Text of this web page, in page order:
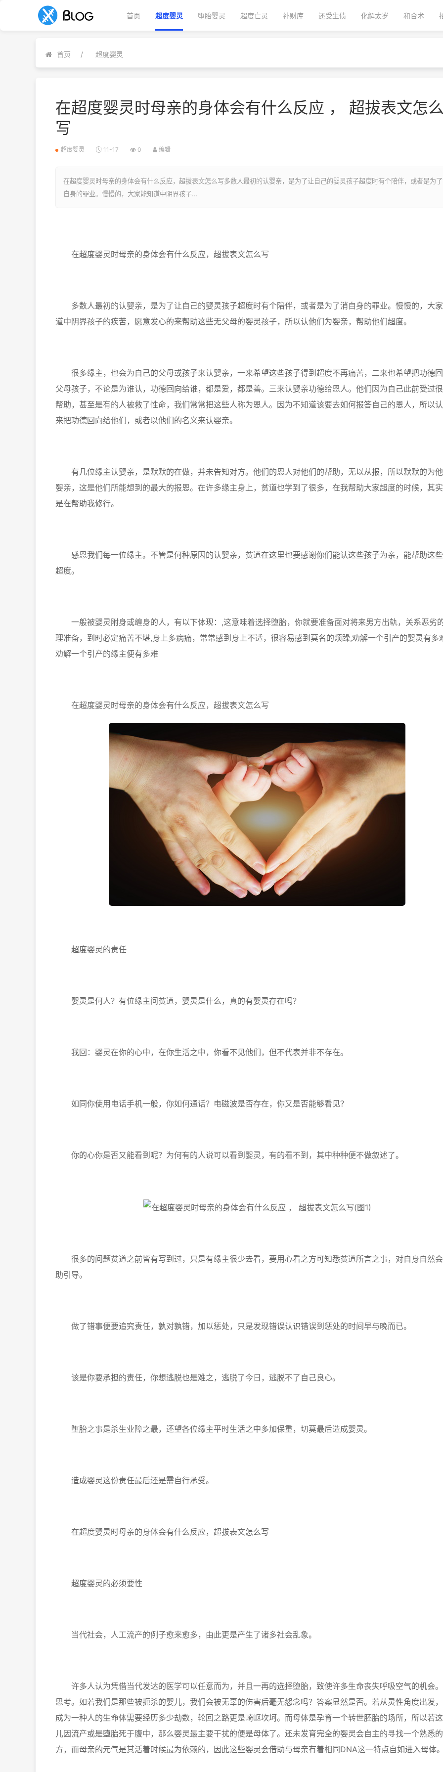
首页 超度婴灵 堕胎婴灵 超度亡灵 补财库 还受生债 化解太岁 和合术
首页 超度婴灵
在超度婴灵时母亲的身体会有什么反应 ， 超拔表文怎
写
超度婴灵 11-17 0 编辑
在超度婴灵时母亲的身体会有什么反应，超拔表文怎么写多数人最初的认婴亲，是为了让自己的婴灵孩子超度时有个陪伴，或者是为
自身的罪业。慢慢的，大家能知道中阴界孩子...
在超度婴灵时母亲的身体会有什么反应，超拔表文怎么写
多数人最初的认婴亲，是为了让自己的婴灵孩子超度时有个陪伴，或者是为了消自身的罪业。慢慢的，大
道中阴界孩子的疾苦，愿意发心的来帮助这些无父母的婴灵孩子，所以认他们为婴亲，帮助他们超度。
很多缘主，也会为自己的父母或孩子来认婴亲，一来希望这些孩子得到超度不再痛苦，二来也希望把功德
父母孩子，不论是为谁认，功德回向给谁，都是爱，都是善。三来认婴亲功德给恩人。他们因为自己此前受过
帮助，甚至是有的人被救了性命，我们常常把这些人称为恩人。因为不知道该要去如何报答自己的恩人，所以
来把功德回向给他们，或者以他们的名义来认婴亲。
有几位缘主认婴亲，是默默的在做，并未告知对方。他们的恩人对他们的帮助，无以从报，所以默默的为
婴亲，这是他们所能想到的最大的报恩。在许多缘主身上，贫道也学到了很多，在我帮助大家超度的时候，其
是在帮助我修行。
感恩我们每一位缘主。不管是何种原因的认婴亲，贫道在这里也要感谢你们能认这些孩子为亲，能帮助这
超度。
一般被婴灵附身或缠身的人，有以下体现：,这意味着选择堕胎，你就要准备面对将来男方出轨，关系恶劣
理准备，到时必定痛苦不堪,身上多病痛，常常感到身上不适，很容易感到莫名的烦躁,劝解一个引产的婴灵有多
劝解一个引产的缘主便有多难
在超度婴灵时母亲的身体会有什么反应，超拔表文怎么写
超度婴灵的责任
婴灵是何人？有位缘主问贫道，婴灵是什么，真的有婴灵存在吗？
我回：婴灵在你的心中，在你生活之中，你看不见他们，但不代表并非不存在。
如同你使用电话手机一般，你如何通话？电磁波是否存在，你又是否能够看见？
你的心你是否又能看到呢？为何有的人说可以看到婴灵，有的看不到，其中种种便不做叙述了。
很多的问题贫道之前皆有写到过，只是有缘主很少去看，要用心看之方可知悉贫道所言之事，对自身自然
助引导。
做了错事便要追究责任，孰对孰错，加以惩处，只是发现错误认识错误到惩处的时间早与晚而已。
该是你要承担的责任，你想逃脱也是难之，逃脱了今日，逃脱不了自己良心。
堕胎之事是杀生业障之最，还望各位缘主平时生活之中多加保重，切莫最后造成婴灵。
造成婴灵这份责任最后还是需自行承受。
在超度婴灵时母亲的身体会有什么反应，超拔表文怎么写
超度婴灵的必须要性
当代社会，人工流产的例子愈来愈多，由此更是产生了诸多社会乱象。
许多人认为凭借当代发达的医学可以任意而为，并且一再的选择堕胎，致使许多生命丧失呼吸空气的机会
思考。如若我们是那些被扼杀的婴儿，我们会被无辜的伤害后毫无怨念吗？答案显然是否。若从灵性角度出发
成为一种人的生命体需要经历多少劫数，轮回之路更是崎岖坎坷。而母体是孕育一个转世胚胎的场所，所以若
儿因流产或是堕胎死于腹中，那么婴灵最主要干扰的便是母体了。还未发育完全的婴灵会自主的寻找一个熟悉
方，而母亲的元气是其活着时候最为依赖的，因此这些婴灵会借助与母亲有着相同DNA这一特点自如进入母体